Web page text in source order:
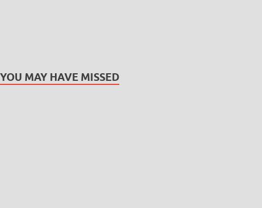
YOU MAY HAVE MISSED